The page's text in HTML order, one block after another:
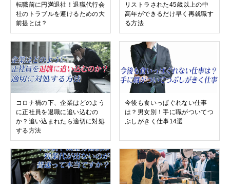
転職前に円満退社！退職代行会
社のトラブルを避けるための大
前提とは？
リストラされた45歳以上の中
高年ができるだけ早く再就職す
る方法
コロナ禍の下、企業はどのよう
に正社員を退職に追い込むの
か？追い込まれたら適切に対処
する方法
今後も食いっぱぐれない仕事
は？男女別！手に職がついてつ
ぶしがきく仕事14選